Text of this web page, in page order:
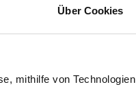
Über Cookies
mithilfe von Technologien